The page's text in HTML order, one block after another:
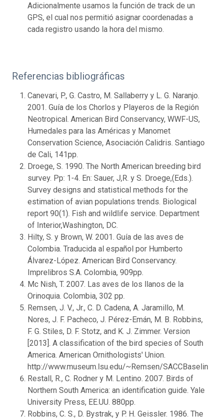
Adicionalmente usamos la función de track de un
GPS, el cual nos permitió asignar coordenadas a
cada registro usando la hora del mismo.
Referencias bibliográficas
Canevari, P., G. Castro, M. Sallaberry y L. G. Naranjo.
2001. Guía de los Chorlos y Playeros de la Región
Neotropical. American Bird Conservancy, WWF-US,
Humedales para las Américas y Manomet
Conservation Science, Asociación Calidris. Santiago
de Cali, 141pp.
Droege, S. 1990. The North American breeding bird
survey. Pp: 1-4. En: Sauer, J,R. y S. Droege,(Eds.).
Survey designs and statistical methods for the
estimation of avian populations trends. Biological
report 90(1). Fish and wildlife service. Department
of Interior,Washington, DC.
Hilty, S. y Brown, W. 2001. Guía de las aves de
Colombia. Traducida al español por Humberto
Álvarez-López. American Bird Conservancy.
Imprelibros S.A. Colombia, 909pp.
Mc Nish, T. 2007. Las aves de los llanos de la
Orinoquia. Colombia, 302 pp.
Remsen, J. V., Jr., C. D. Cadena, A. Jaramillo, M.
Nores, J. F. Pacheco, J. Pérez-Emán, M. B. Robbins,
F. G. Stiles, D. F. Stotz, and K. J. Zimmer. Version
[2013]. A classification of the bird species of South
America. American Ornithologists' Union.
http://www.museum.lsu.edu/~Remsen/
Restall, R., C. Rodner y M. Lentino. 2007. Birds of
Northern South America: an identification guide. Yale
University Press, EE.UU. 880pp.
Robbins, C. S., D. Bystrak, y P. H. Geissler. 1986. The